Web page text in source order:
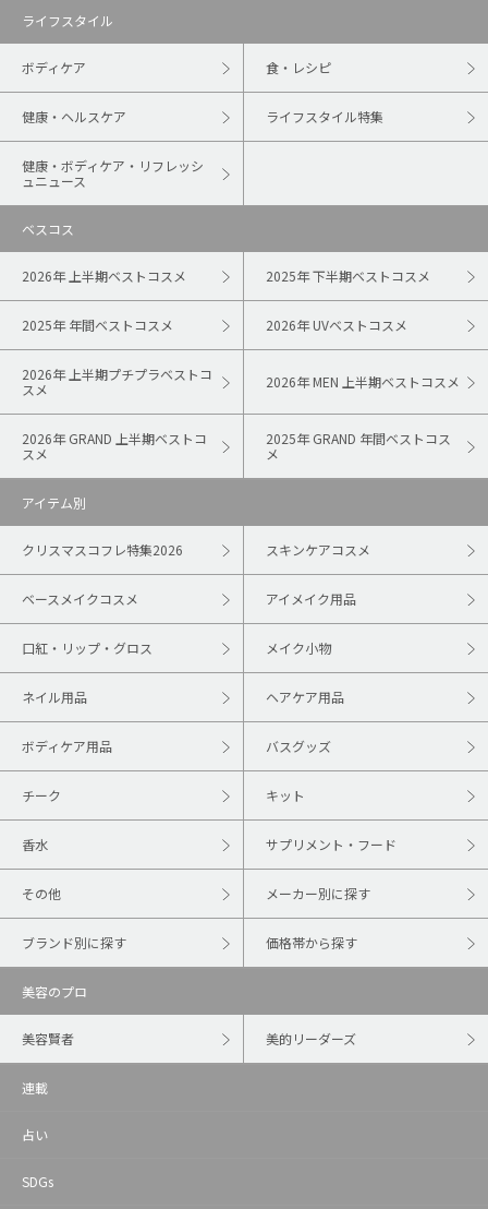
ライフスタイル
ボディケア 食・レシピ
健康・ヘルスケア ライフスタイル特集
健康・ボディケア・リフレッシ
ュニュース
ベスコス
2026年 上半期ベストコスメ 2025年 下半期ベストコスメ
2025年 年間ベストコスメ 2026年 UVベストコスメ
2026年 上半期プチプラベストコ
スメ
2026年 MEN 上半期ベストコスメ
2026年 GRAND 上半期ベストコ
スメ
2025年 GRAND 年間ベストコス
メ
アイテム別
クリスマスコフレ特集2026 スキンケアコスメ
ベースメイクコスメ アイメイク用品
口紅・リップ・グロス メイク小物
ネイル用品 ヘアケア用品
ボディケア用品 バスグッズ
チーク キット
香水 サプリメント・フード
その他 メーカー別に探す
ブランド別に探す 価格帯から探す
美容のプロ
美容賢者 美的リーダーズ
連載
占い
SDGs